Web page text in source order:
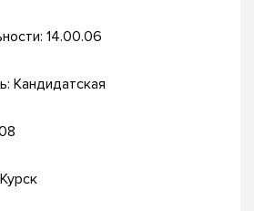
14.00.06
Кандидатская
Курск